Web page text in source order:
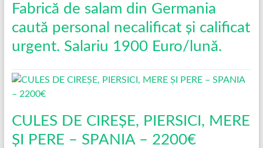
Fabrică de salam din Germania
caută personal necalificat și calificat
urgent. Salariu 1900 Euro/lună.
CULES DE CIREȘE, PIERSICI, MERE
ȘI PERE – SPANIA – 2200€